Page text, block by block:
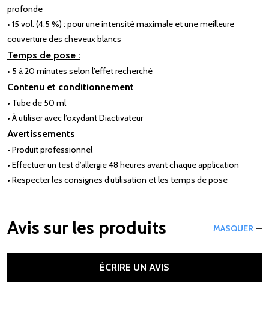
profonde
• 15 vol. (4,5 %) : pour une intensité maximale et une meilleure
couverture des cheveux blancs
Temps de pose :
• 5 à 20 minutes selon l’effet recherché
Contenu et conditionnement
• Tube de 50 ml
• À utiliser avec l’oxydant Diactivateur
Avertissements
• Produit professionnel
• Effectuer un test d’allergie 48 heures avant chaque application
• Respecter les consignes d’utilisation et les temps de pose
Avis sur les produits MASQUER
ÉCRIRE UN AVIS